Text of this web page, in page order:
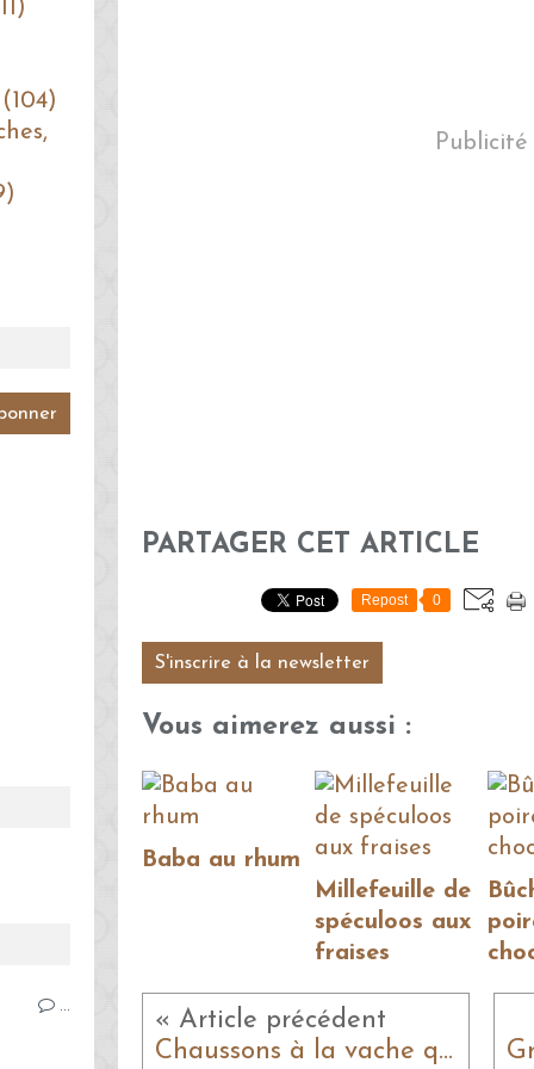
Publicité
PARTAGER CET ARTICLE
Repost 0
S'inscrire à la newsletter
Vous aimerez aussi :
Baba au rhum
Millefeuille de
spéculoos aux
fraises
« Article précédent
Chaussons à la vache qui rit
…